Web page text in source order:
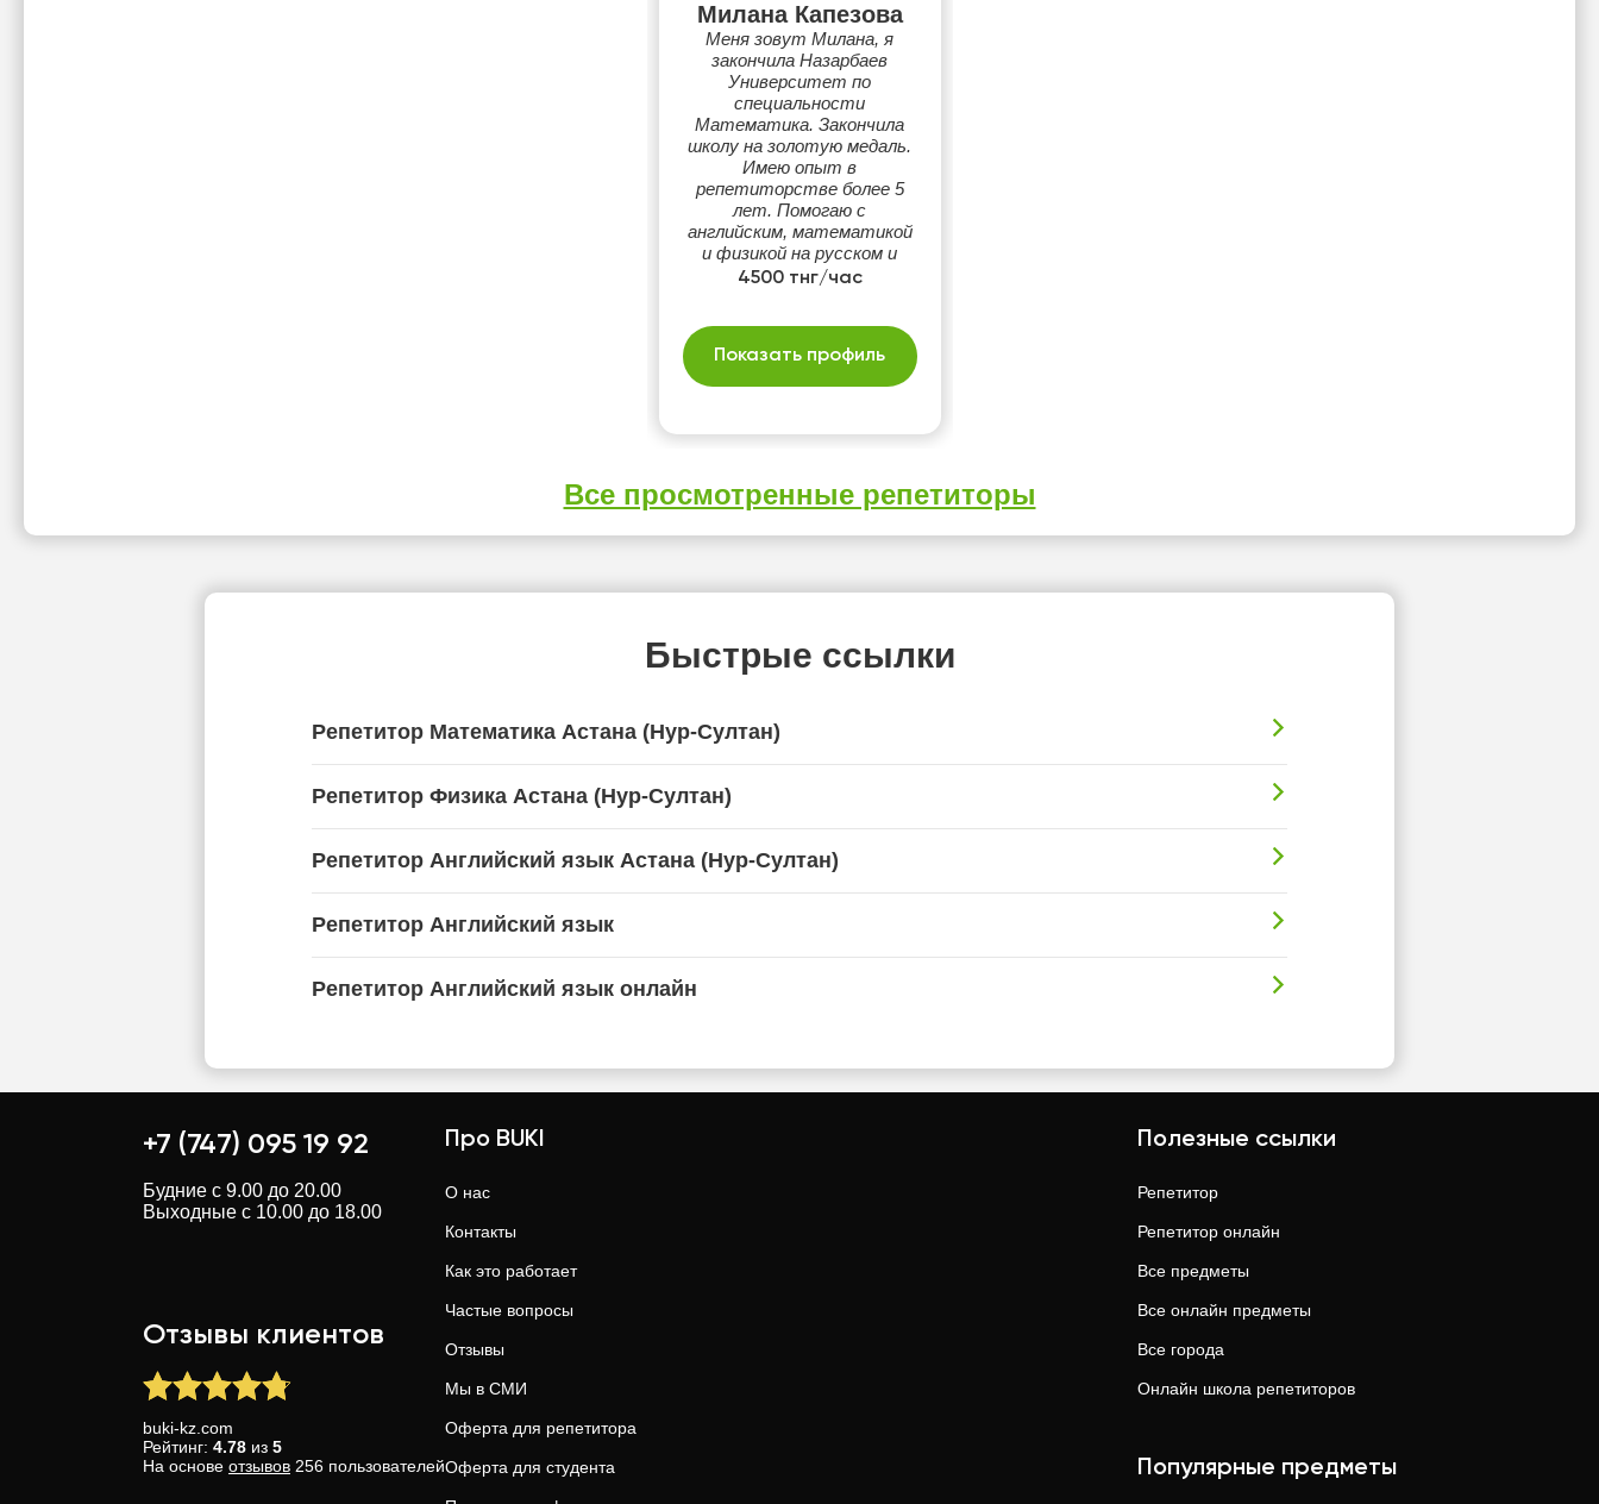
Милана Капезова
Меня зовут Милана, я
закончила Назарбаев
Университет по
специальности
Математика. Закончила
школу на золотую медаль.
Имею опыт в
репетиторстве более 5
лет. Помогаю с
английским, математикой
и физикой на русском и
казахском языках.
4500 тнг/час
Показать профиль
Все просмотренные репетиторы
Быстрые ссылки
Репетитор Математика Астана (Нур-Султан)
Репетитор Физика Астана (Нур-Султан)
Репетитор Английский язык Астана (Нур-Султан)
Репетитор Английский язык
Репетитор Английский язык онлайн
+7 (747) 095 19 92
Будние с 9.00 до 20.00
Выходные с 10.00 до 18.00
Отзывы клиентов
buki-kz.com
Рейтинг: 4.78 из 5
На основе отзывов 256 пользователей
Про BUKI
О нас
Контакты
Как это работает
Частые вопросы
Отзывы
Мы в СМИ
Оферта для репетитора
Оферта для студента
Полезные ссылки
Репетитор
Репетитор онлайн
Все предметы
Все онлайн предметы
Все города
Онлайн школа репетиторов
Популярные предметы